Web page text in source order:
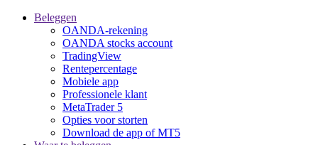
Beleggen
OANDA-rekening
OANDA stocks account
TradingView
Rentepercentage
Mobiele app
Professionele klant
MetaTrader 5
Opties voor storten
Download de app of MT5